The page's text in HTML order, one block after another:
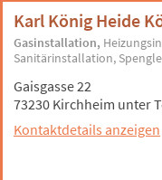
Karl König Heide
Gasinstallation
Sanitärinstallation
Gaisgasse 22
73230 Kirchheim unter
Kontaktdetails anzeigen